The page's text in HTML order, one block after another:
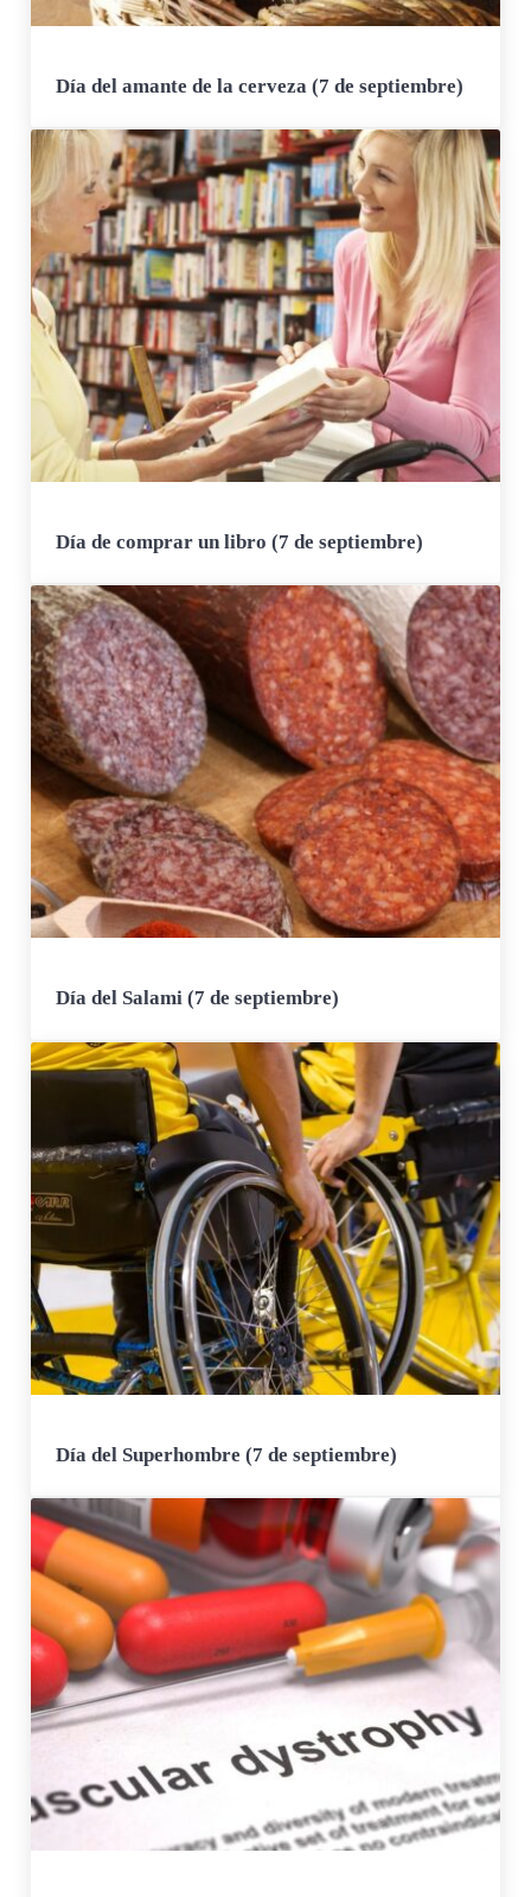
Día del amante de la cerveza (7 de septiembre)
Día de comprar un libro (7 de septiembre)
Día del Salami (7 de septiembre)
Día del Superhombre (7 de septiembre)